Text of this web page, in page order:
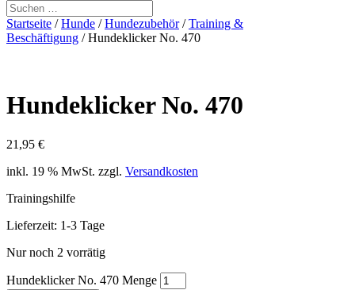
Startseite /Hunde /Hundezubehör/Training &
Beschäftigung / Hundeklicker No. 470
Hundeklicker No. 470
21,95 €
inkl. 19 % MwSt. zzgl. Versandkosten
Trainingshilfe
Lieferzeit: 1-3 Tage
Nur noch 2 vorrätig
Hundeklicker No. 470 Menge